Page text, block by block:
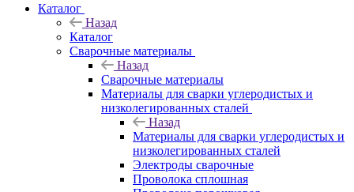
Каталог
Назад
Каталог
Сварочные материалы
Назад
Сварочные материалы
Материалы для сварки углеродистых и
низколегированных сталей
Назад
Материалы для сварки углеродистых и
низколегированных сталей
Электроды сварочные
Проволока сплошная